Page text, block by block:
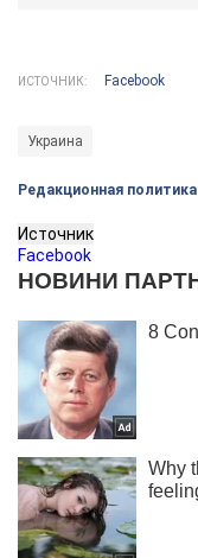
ИСТОЧНИК: Facebook
Украина
Редакционная политика
Источник
Facebook